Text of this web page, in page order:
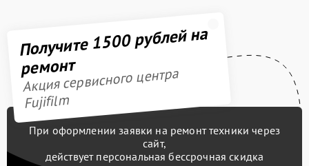
Получите 1500 рублей на
ремонт
Акция сервисного центра
Fujifilm
При оформлении заявки на ремонт техники через
сайт,
действует персональная бессрочная скидка